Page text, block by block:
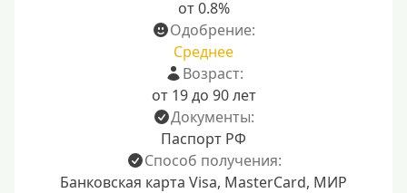
от 0.8%
Одобрение:
Среднее
Возраст:
от 19 до 90 лет
Документы:
Паспорт РФ
Способ получения:
Банковская карта Visa, MasterCard, МИР